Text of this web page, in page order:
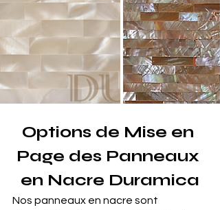
Options de Mise en
Page des Panneaux
en Nacre Duramica
Nos panneaux en nacre sont